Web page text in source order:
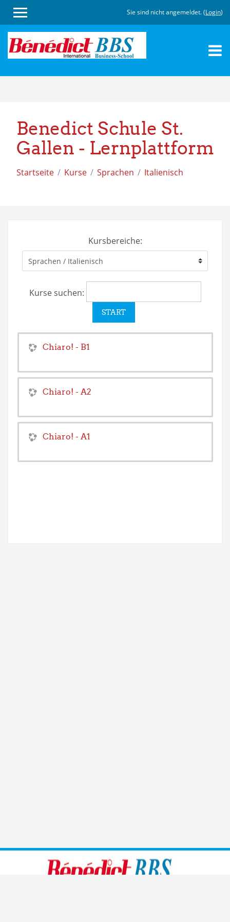
Zum
Hauptinhalt
Sie sind nicht angemeldet. (Login)
Benedict Schule St.
Gallen - Lernplattform
Startseite Kurse Sprachen Italienisch
Kursbereiche:
Kurse suchen:
Chiaro! - B1
Chiaro! - A2
Chiaro! - A1